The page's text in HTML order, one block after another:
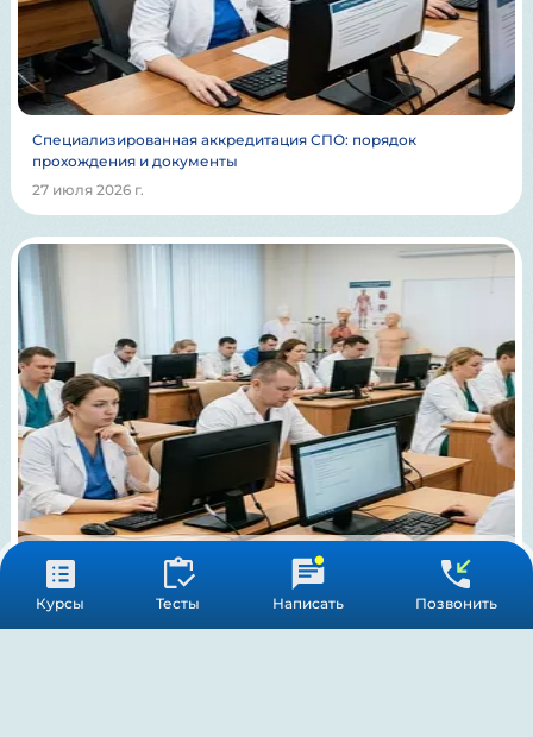
Курсы Тесты Написать Позвонить
Специализированная аккредитация СПО: порядок
прохождения и документы
27 июля 2026 г.
Заявление на аккредитацию фармацевта: как правильно